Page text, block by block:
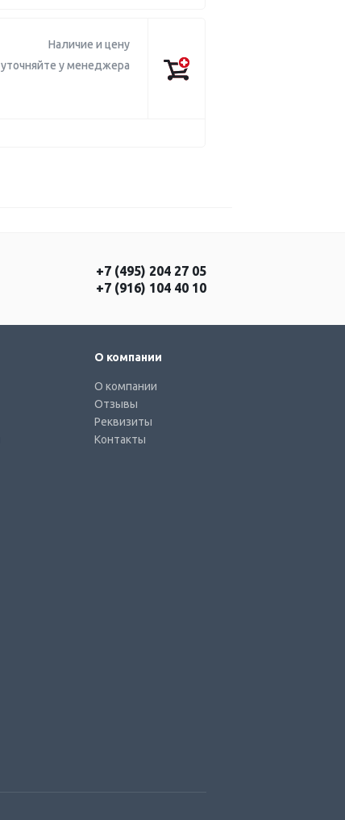
Наличие и цену
уточняйте у менеджера
+7 (495) 204 27 05
+7 (916) 104 40 10
О компании
О компании
Отзывы
Реквизиты
Контакты